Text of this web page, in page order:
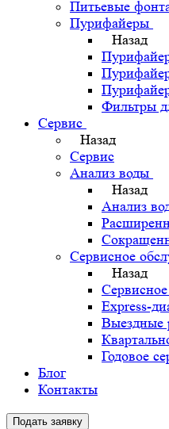
Питьевые
Пурифайеры
Назад
Фильтры
Сервис
Назад
Сервис
Анализ воды
Назад
Анализ
Сервисное
Назад
Express-
Выездные
Годовое
Блог
Контакты
Подать заявку